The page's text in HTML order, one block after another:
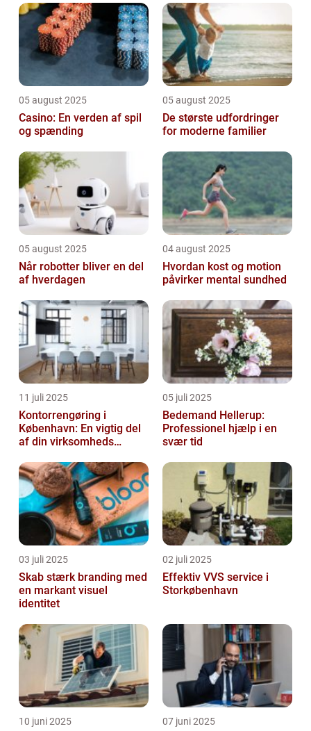
05 august 2025
Casino: En verden af spil
og spænding
05 august 2025
De største udfordringer
for moderne familier
05 august 2025
Når robotter bliver en del
af hverdagen
04 august 2025
Hvordan kost og motion
påvirker mental sundhed
11 juli 2025
Kontorrengøring i
København: En vigtig del
af din virksomheds
05 juli 2025
Bedemand Hellerup:
Professionel hjælp i en
svær tid
03 juli 2025
Skab stærk branding med
en markant visuel
identitet
02 juli 2025
Effektiv VVS service i
Storkøbenhavn
10 juni 2025 07 juni 2025